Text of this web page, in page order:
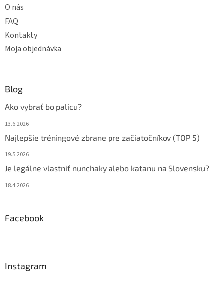
O nás
FAQ
Kontakty
Moja objednávka
Blog
Ako vybrať bo palicu?
13.6.2026
Najlepšie tréningové zbrane pre začiatočníkov (TOP 5)
19.5.2026
Je legálne vlastniť nunchaky alebo katanu na Slovensku?
18.4.2026
Facebook
Instagram